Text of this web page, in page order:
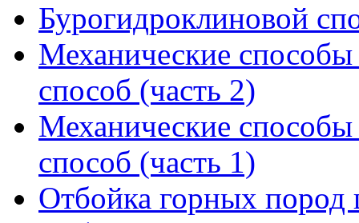
Бурогидроклиновой
Механические
способ (часть 2)
Механические
способ (часть 1)
Отбойка горных